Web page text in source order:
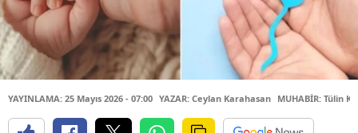
YAYINLAMA: 25 Mayıs 2026 - 07:00 YAZAR: Ceylan Karahasan MUHABİR: Tülin